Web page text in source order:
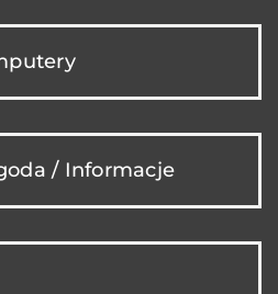
/ Informacje